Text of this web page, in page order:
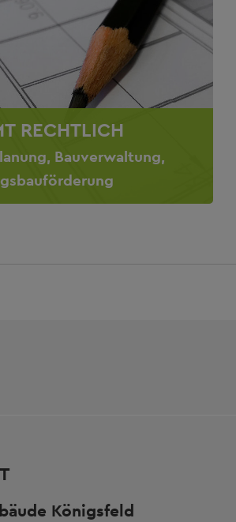
RECHTLICH
Bauverwaltung,
Königsfeld